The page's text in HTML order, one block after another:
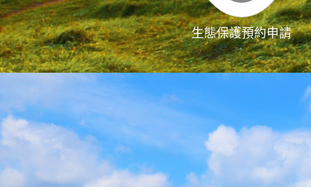
生態保護預約申請